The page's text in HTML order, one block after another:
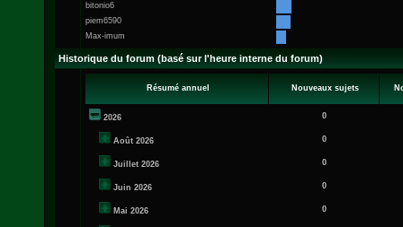
bitonio6
piem6590
Max-imum
Historique du forum (basé sur l'heure interne du forum)
Résumé annuel Nouveaux sujets
2026 0
Août 2026 0
Juillet 2026 0
Juin 2026 0
Mai 2026 0